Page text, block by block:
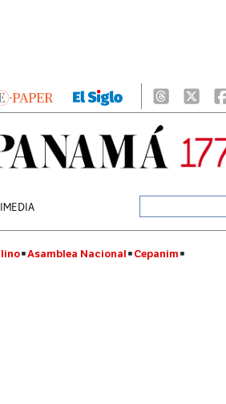
Asamblea Nacional Cepanim